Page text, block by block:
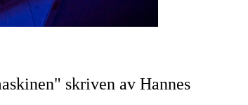
skriven av Hannes